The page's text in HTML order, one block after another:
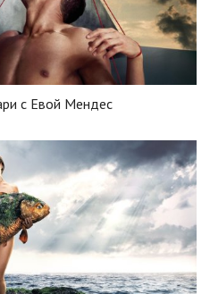
с Евой Мендес